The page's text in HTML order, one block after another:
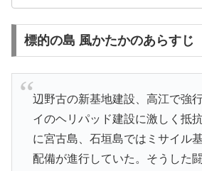
標的の島 風かたかのあらすじ
辺野古の新基地建設、高江で強
イのヘリパッド建設に激しく抵
に宮古島、石垣島ではミサイル
配備が進行していた。そうした